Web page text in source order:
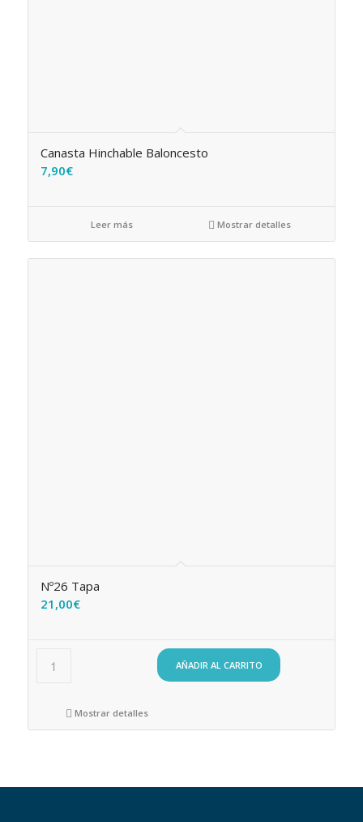
Canasta Hinchable Baloncesto
7,90€
Leer más Mostrar detalles
Nº26 Tapa
21,00€
AÑADIR AL CARRITO
Mostrar detalles